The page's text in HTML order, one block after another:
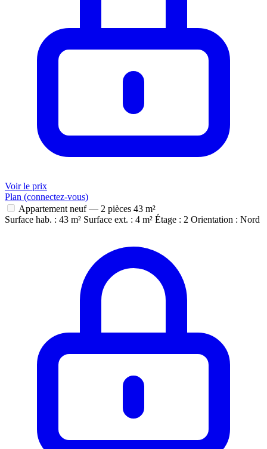
Voir le prix
Plan (connectez-vous)
Appartement neuf — 2 pièces 43 m²
Surface hab. : 43 m² Surface ext. : 4 m² Étage : 2 Orientation : Nord